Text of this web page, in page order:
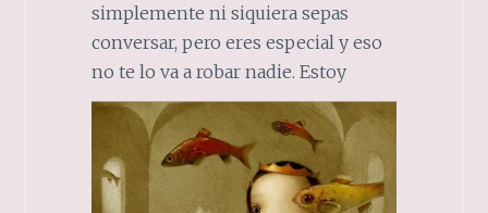
simplemente ni siquiera sepas
conversar, pero eres especial y eso
no te lo va a robar nadie. Estoy